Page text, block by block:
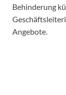
Behinderung
Angebote.